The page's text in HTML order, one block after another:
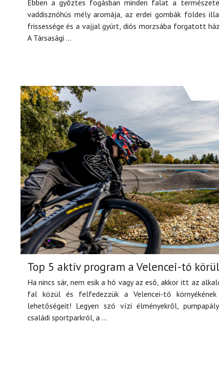
Ebben a győztes fogásban minden falat a
vaddisznóhús mély aromája, az erdei gombák földes
frissessége és a vajjal gyúrt, diós morzsába forgatott
A Társasági ...
Top 5 aktív program a Velencei-tó körül
Ha nincs sár, nem esik a hó vagy az eső, akkor itt az
fal közül és felfedezzük a Velencei-tó
lehetőségeit! Legyen szó vízi élményekről,
családi sportparkról, a ...